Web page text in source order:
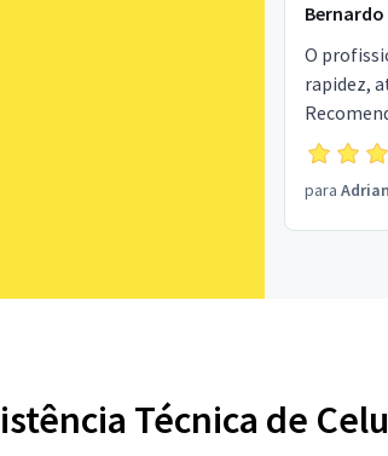
Bernardo
O
rapidez,
para
Técnica de